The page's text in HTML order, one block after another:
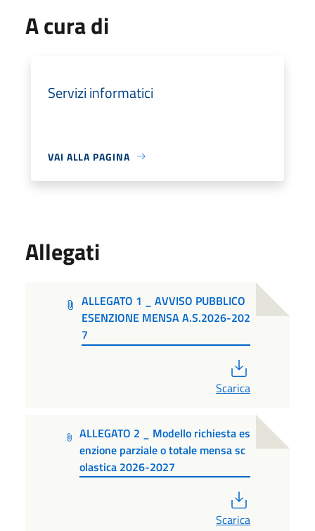
A cura di
Servizi informatici
VAI ALLA PAGINA
Allegati
ALLEGATO 1 _ AVVISO PUBBLICO
ESENZIONE MENSA A.S.2026-202
7
Scarica
ALLEGATO 2 _ Modello richiesta es
enzione parziale o totale mensa sc
olastica 2026-2027
Scarica